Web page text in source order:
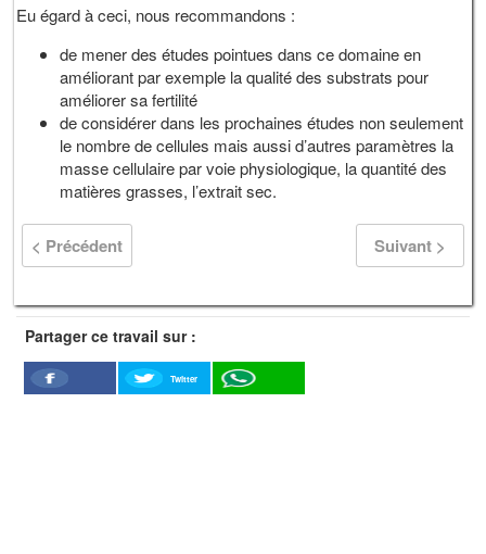
Eu égard à ceci, nous recommandons :
de mener des études pointues dans ce domaine en
améliorant par exemple la qualité des substrats pour
améliorer sa fertilité
de considérer dans les prochaines études non seulement
le nombre de cellules mais aussi d’autres paramètres la
masse cellulaire par voie physiologique, la quantité des
matières grasses, l’extrait sec.
< Précédent Suivant >
Partager ce travail sur :
Facebook
Twitter